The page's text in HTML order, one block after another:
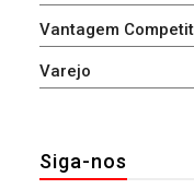
Vantagem
Varejo
Siga-nos